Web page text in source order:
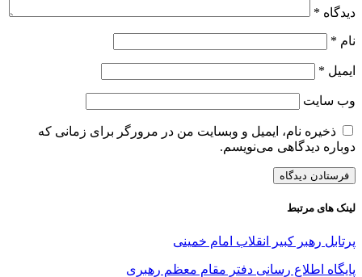
دیدگاه *
نام *
ایمیل *
وب‌ سایت
ذخیره نام، ایمیل و وبسایت من در مرورگر برای زمانی که
دوباره دیدگاهی می‌نویسم.
لینک های مرتبط
پرتابل رهبر کبیر انقلاب امام خمینی
پایگاه اطلاع رسانی دفتر مقام معظم رهبری